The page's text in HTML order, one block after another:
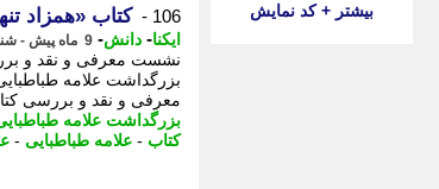
بیشتر + کد نمایش 106 - کتاب «همزاد
ایکنا- دانش- 9 ماه پیش - شنبه 24 آبان 1404، 20:47
نشست معرفی و نقد و
بزرگداشت علامه
معرفی و نقد و بررسی
بزرگداشت علامه
کتاب - علامه طباطبایی -